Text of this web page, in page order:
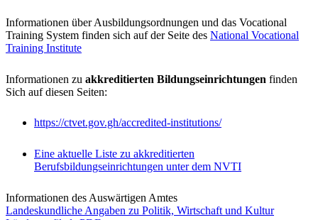
Informationen über Ausbildungsordnungen und das Vocational
Training System finden sich auf der Seite des National Vocational
Training Institute
Informationen zu akkreditierten Bildungseinrichtungen finden
Sich auf diesen Seiten:
https://ctvet.gov.gh/accredited-institutions/
Eine aktuelle Liste zu akkreditierten
Berufsbildungseinrichtungen unter dem NVTI
Informationen des Auswärtigen Amtes
Landeskundliche Angaben zu Politik, Wirtschaft und Kultur